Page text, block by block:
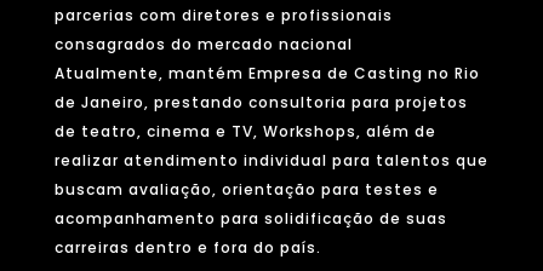
parcerias com diretores e profissionais
consagrados do mercado nacional
Atualmente, mantém Empresa de Casting no Rio
de Janeiro, prestando consultoria para projetos
de teatro, cinema e TV, Workshops, além de
realizar atendimento individual para talentos que
buscam avaliação, orientação para testes e
acompanhamento para solidificação de suas
carreiras dentro e fora do país.